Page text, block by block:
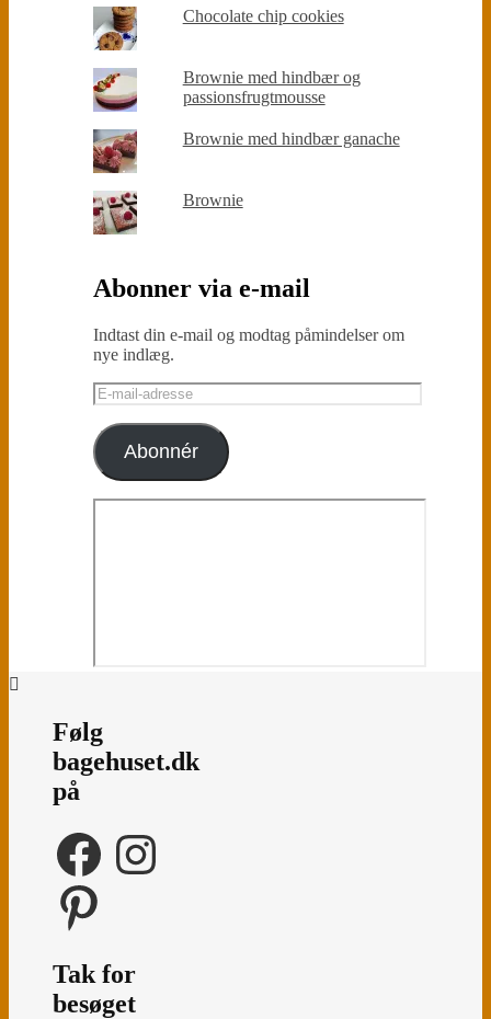
Chocolate chip cookies
Brownie med hindbær og
passionsfrugtmousse
Brownie med hindbær ganache
Brownie
Abonner via e-mail
Indtast din e-mail og modtag påmindelser om
nye indlæg.
E-
mail-
adresse
Abonnér
Følg
bagehuset.dk
på
FacebookInstagram
Pinterest
Tak for
besøget